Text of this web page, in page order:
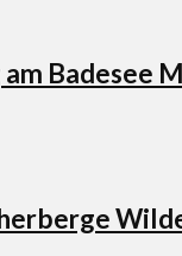
Badesee